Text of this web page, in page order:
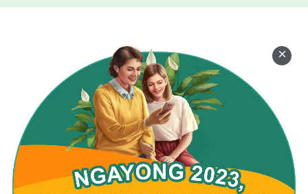
bahagi ng pananampalataya sa Panginoon, at
malinaw na nakikita na kinakailangang isuong sa
panganib ang sariling buhay sa pananampalataya
sa Diyos sa ilalim ng mala-satanas na rehimen ng
CCP para masunod ang Diyos. Nauunawaan niya
na ang pananampalataya sa Diyos ay
nangangailangan ng pakikinig sa mgasalita ng